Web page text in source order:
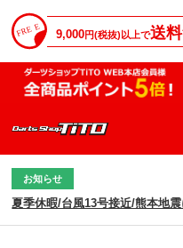
9,000円(税抜)以上で送
お知らせ
夏季休暇/台風13号接近/熊本地